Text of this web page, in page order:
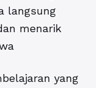
langsung
menarik
yang